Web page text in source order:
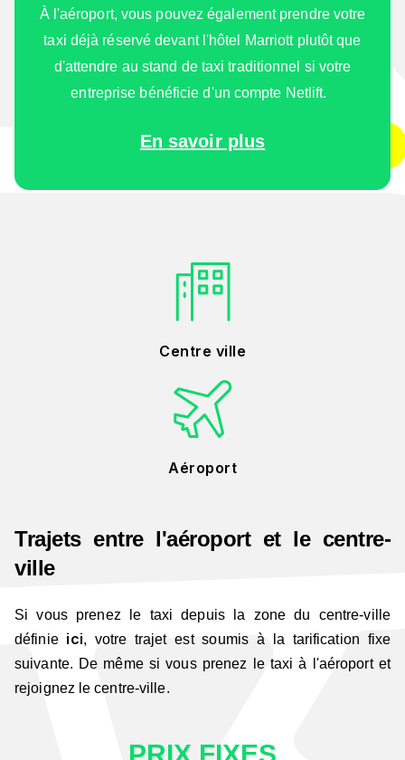
À l'aéroport, vous pouvez également prendre votre
taxi déjà réservé devant l'hôtel Marriott plutôt que
d'attendre au stand de taxi traditionnel si votre
entreprise bénéficie d'un compte Netlift.
En savoir plus
Centre ville
Aéroport
Trajets entre l'aéroport et le centre-
ville
Si vous prenez le taxi depuis la zone du centre-ville
définie ici, votre trajet est soumis à la tarification fixe
suivante. De même si vous prenez le taxi à l'aéroport et
rejoignez le centre-ville.